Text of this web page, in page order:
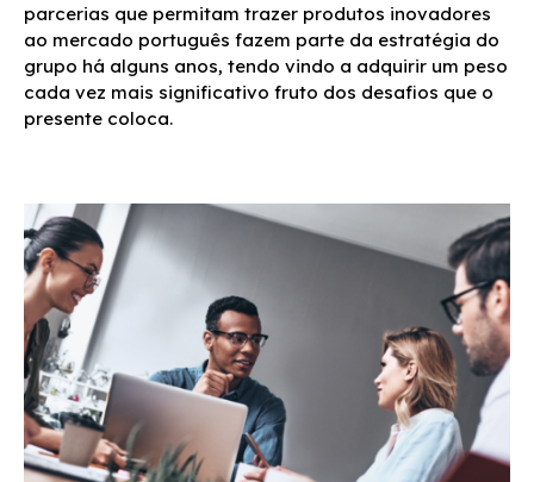
parcerias que permitam trazer produtos inovadores
ao mercado português fazem parte da estratégia do
grupo há alguns anos, tendo vindo a adquirir um peso
cada vez mais significativo fruto dos desafios que o
presente coloca.